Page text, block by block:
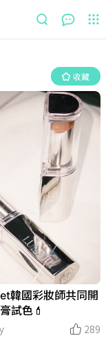
收藏
收藏
韓國彩妝師共同開
試色💄
289